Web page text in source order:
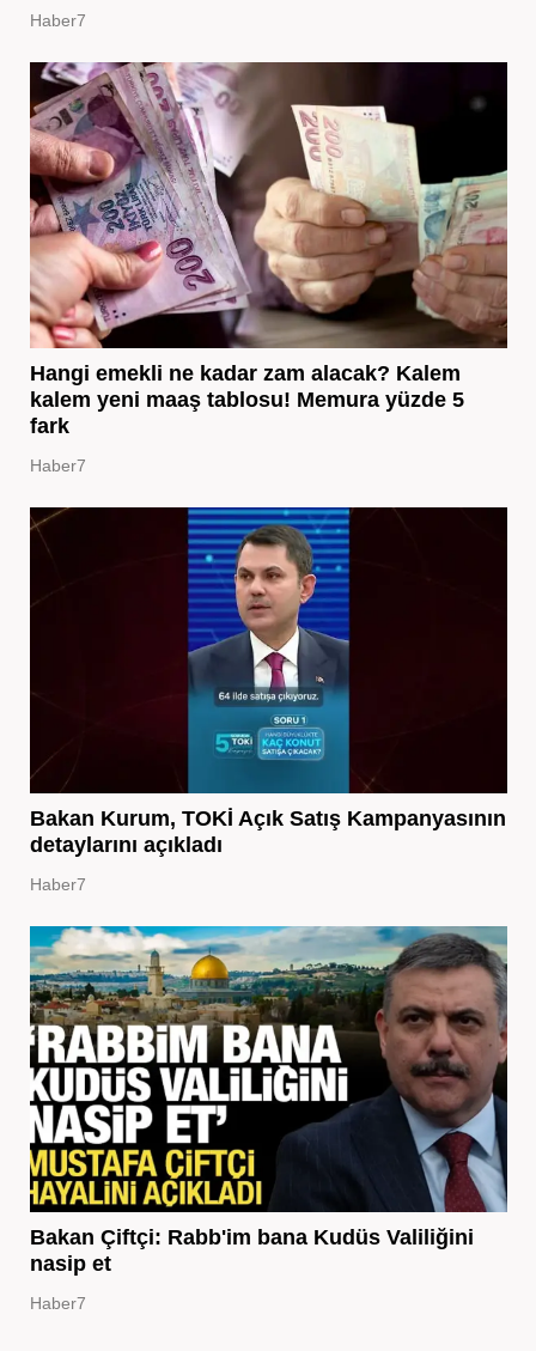
Haber7
Hangi emekli ne kadar zam alacak? Kalem
kalem yeni maaş tablosu! Memura yüzde 5
fark
Haber7
Bakan Kurum, TOKİ Açık Satış Kampanyasının
detaylarını açıkladı
Haber7
Bakan Çiftçi: Rabb'im bana Kudüs Valiliğini
nasip et
Haber7